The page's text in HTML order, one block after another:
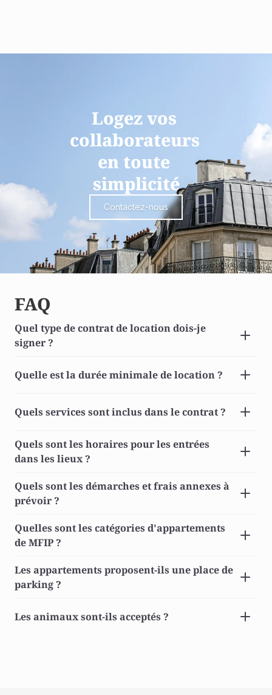
Logez vos
collaborateurs
en toute
simplicité
Contactez-nous
FAQ
Quel type de contrat de location dois-je
signer ?
Quelle est la durée minimale de location ?
Quels services sont inclus dans le contrat ?
Quels sont les horaires pour les entrées
dans les lieux ?
Quels sont les démarches et frais annexes à
prévoir ?
Quelles sont les catégories d'appartements
de MFIP ?
Les appartements proposent-ils une place de
parking ?
Les animaux sont-ils acceptés ?